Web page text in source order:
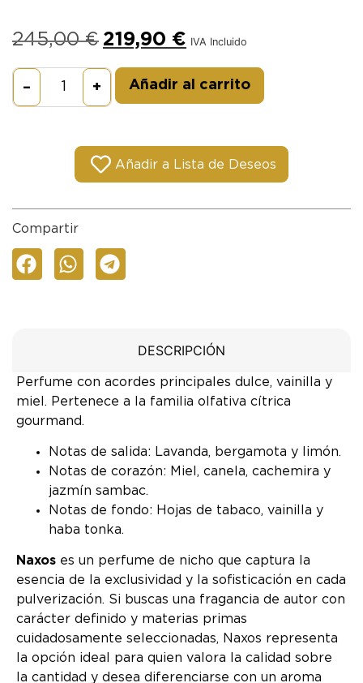
245,00€ 219,90 € IVA Incluido
– + Añadir al carrito
Añadir a Lista de Deseos
Compartir
DESCRIPCIÓN
Perfume con acordes principales dulce, vainilla y
miel. Pertenece a la familia olfativa cítrica
gourmand.
Notas de salida: Lavanda, bergamota y limón.
Notas de corazón: Miel, canela, cachemira y
jazmín sambac.
Notas de fondo: Hojas de tabaco, vainilla y
haba tonka.
Naxos es un perfume de nicho que captura la
esencia de la exclusividad y la sofisticación en cada
pulverización. Si buscas una fragancia de autor con
carácter definido y materias primas
cuidadosamente seleccionadas, Naxos representa
la opción ideal para quien valora la calidad sobre
la cantidad y desea diferenciarse con un aroma